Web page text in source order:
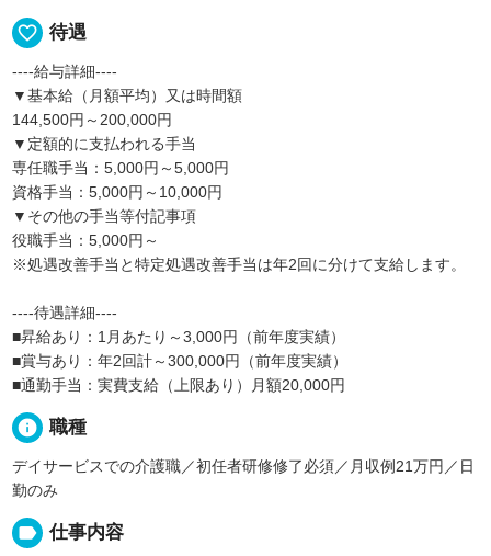
favorite_border 待遇
----給与詳細----
▼基本給（月額平均）又は時間額
144,500円～200,000円
▼定額的に支払われる手当
専任職手当：5,000円～5,000円
資格手当：5,000円～10,000円
▼その他の手当等付記事項
役職手当：5,000円～
※処遇改善手当と特定処遇改善手当は年2回に分けて支給します。
----待遇詳細----
■昇給あり：1月あたり～3,000円（前年度実績）
■賞与あり：年2回計～300,000円（前年度実績）
■通勤手当：実費支給（上限あり）月額20,000円
info 職種
デイサービスでの介護職／初任者研修修了必須／月収例21万円／日
勤のみ
label 仕事内容